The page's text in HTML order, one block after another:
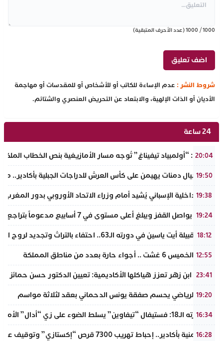
1000
/
1000(عدد الأحرف المتبقية)
شروط النشر : عدم الإساءة للكاتب أو للأشخاص أو للمقدسات أو مهاجمة
الأديان أو الذات الإلهية، والابتعاد عن التحريض العنصري والشتائم.
24 ساعة
20:04
تفراوت: “أولمبياد تيفيناغ” تُوجه مسار الأمازيغية بنص الخطاب الملكي
19:50
نادي أجيال دمنات يهيمن على كأس العرش للدراجات الجبلية بأكادير..
19:38
وزير الداخلية الإسباني يُشيد أمام وزراء الاتحاد الأوروبي بدور
19:24
الذهب يواصل القفز ويبلغ أعلى مستوى في 7 أسابيع مدعوماً بتراجع الدولار وانخفاض عوائد السندات
18:12
ملتقى قبيلة أيت ياسين في دورته الـ63.. احتفاء بالتراث وتجديد لروح الانتماء الوطني
12:55
طقس الخميس 6 غشت .. أجواء حارة بعدد من مناطق المملكة
23:41
جامعة ابن زهر تعزز هياكلها الأكاديمية: تعيين الدكتور حسن حمائز
19:20
الرجاء الرياضي يحسم صفقة يونس الدحماني بعقد لثلاثة مواسم
16:34
في دورته الـ18: فستيفال “تيفاوين” يسلط الضوء على زي “أدال” الأمازيغي ويكرم رائدات التطريز والتصميم بالـأطلس الصغير
16:28
ضربة أمنية بأكادير.. إحباط تهريب 7300 قرص “إكستازي” وتوقيف عنصرين من ذوي السوابق